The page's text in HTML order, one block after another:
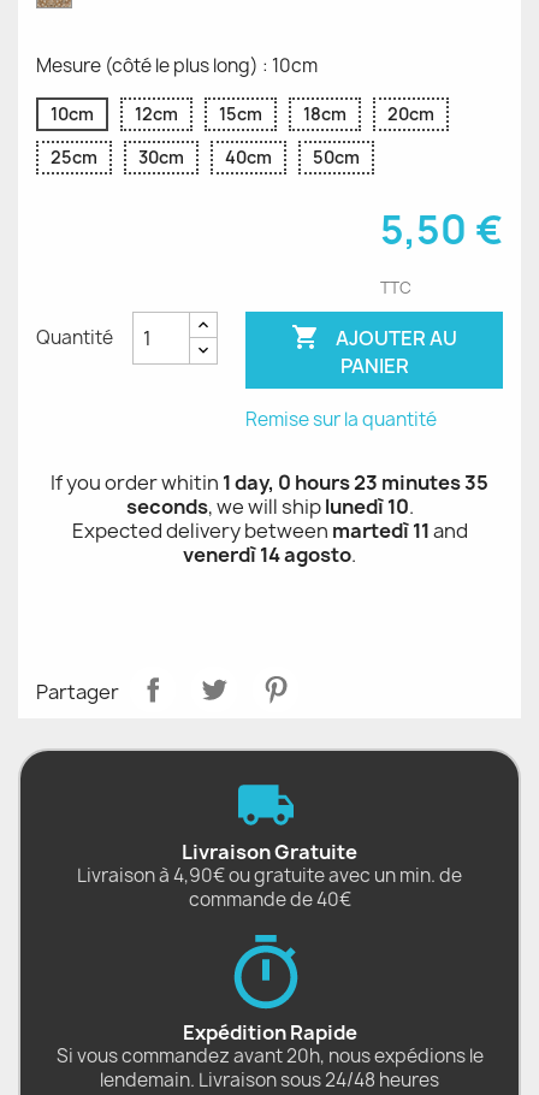
d'Or
Mesure (côté le plus long) : 10cm
10cm 12cm 15cm 18cm
20cm
25cm
30cm 40cm 50cm
5,50 €
TTC
Quantité 
AJOUTER AU
PANIER
Remise sur la quantité
If you order whitin 1 day, 0 hours 23 minutes 35
seconds, we will shiplunedì 10.
Expected delivery between martedì 11and
venerdì 14 agosto.
Partager
Livraison Gratuite
Livraison à 4,90€ ou gratuite avec un min. de
commande de 40€
Expédition Rapide
Si vous commandez avant 20h, nous expédions le
lendemain. Livraison sous 24/48 heures